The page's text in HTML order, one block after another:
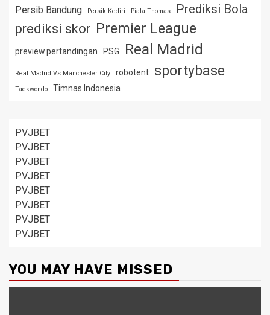
Persib Bandung Persik Kediri Piala Thomas Prediksi Bola
prediksi skor Premier League
preview pertandingan PSG Real Madrid
Real Madrid Vs Manchester City robotent sportybase
Taekwondo Timnas Indonesia
PVJBET
PVJBET
PVJBET
PVJBET
PVJBET
PVJBET
PVJBET
PVJBET
YOU MAY HAVE MISSED